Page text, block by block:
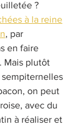
?
à la reine
, par
en faire
Mais plutôt
on peut
avec du
à réaliser et